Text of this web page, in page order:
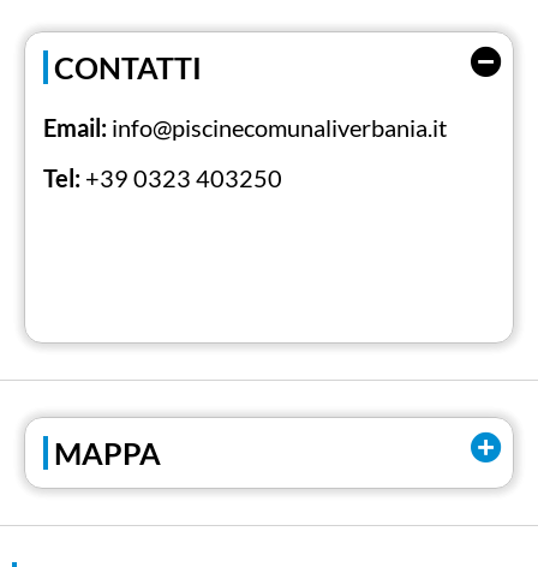
CONTATTI
Email: info@piscinecomunaliverbania.it
Tel: +39 0323 403250
MAPPA